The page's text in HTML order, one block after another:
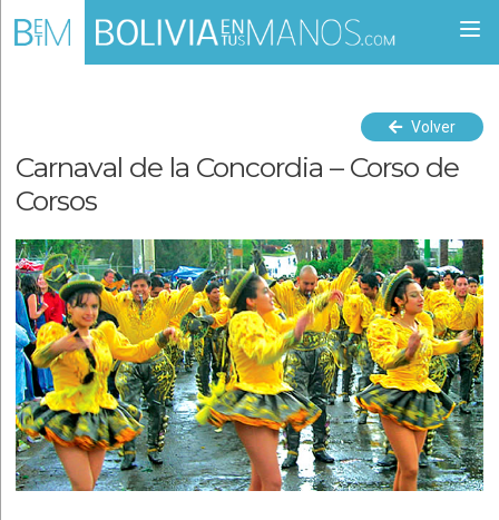
Volver
Carnaval de la Concordia – Corso de
Corsos